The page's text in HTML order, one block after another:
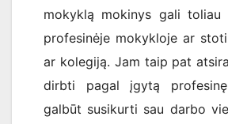
mokyklą mokinys gali toliau
profesinėje mokykloje ar
ar kolegiją. Jam taip pat
dirbti pagal įgytą
galbūt susikurti sau darbo